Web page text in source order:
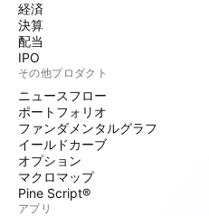
経済
決算
配当
IPO
その他プロダクト
ニュースフロー
ポートフォリオ
ファンダメンタルグラフ
イールドカーブ
オプション
マクロマップ
Pine Script®
アプリ